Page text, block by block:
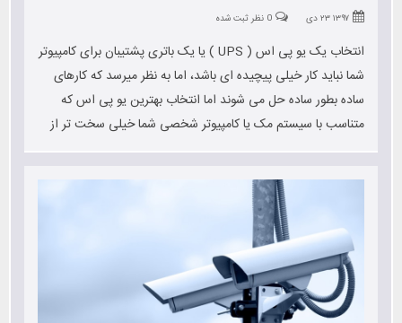
۱۳۹۷ ۲۳ دی 0 نظر ثبت شده
انتخاب یک یو پی اس ( UPS ) یا یک باتری پشتیبان برای کامپیوتر
شما نباید کار خیلی پیچیده ای باشد، اما به نظر میرسد که کارهای
ساده بطور ساده حل می شوند اما انتخاب بهترین یو پی اس که
متناسب با سیستم مک یا کامپیوتر شخصی شما خیلی سخت تر از
آن است که انتظار دارید